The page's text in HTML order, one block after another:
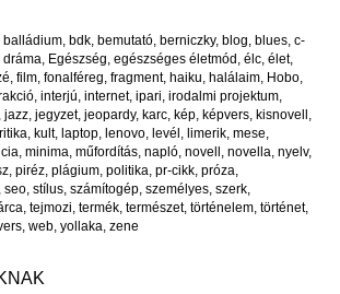
balládium bdk bemutató berniczky, blog blues c-
dráma Egészség egészséges életmód élc élet,
film fonalféreg fragment, haiku halálaim Hobo
interjú internet, ipari irodalmi projektum
jazz jegyzet, jeopardy, karc kép képvers kisnovell
kult, laptop lenovo levél limerik mese
minima műfordítás napló novell novella nyelv,
piréz plágium politika pr-cikk próza
seo stílus számítogép személyes szerk
tejmozi termék természet, történelem történet,
web yollaka zene